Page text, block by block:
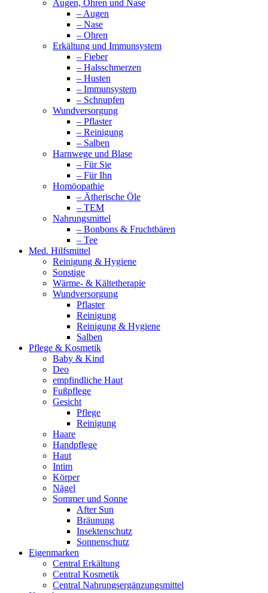
Augen, Ohren und Nase
– Augen
– Nase
– Ohren
Erkältung und Immunsystem
– Fieber
– Halsschmerzen
– Husten
– Immunsystem
– Schnupfen
Wundversorgung
– Pflaster
– Reinigung
– Salben
Harnwege und Blase
– Für Sie
– Für Ihn
Homöopathie
– Ätherische Öle
– TEM
Nahrungsmittel
– Bonbons & Fruchtbären
– Tee
Med. Hilfsmittel
Reinigung & Hygiene
Sonstige
Wärme- & Kältetherapie
Wundversorgung
Pflaster
Reinigung
Reinigung & Hygiene
Salben
Pflege & Kosmetik
Baby & Kind
Deo
empfindliche Haut
Fußpflege
Gesicht
Pflege
Reinigung
Haare
Handpflege
Haut
Intim
Körper
Nägel
Sommer und Sonne
After Sun
Bräunung
Insektenschutz
Sonnenschutz
Eigenmarken
Central Erkältung
Central Kosmetik
Central Nahrungsergänzungsmittel